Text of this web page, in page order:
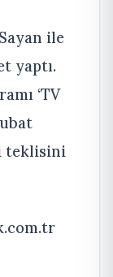
ile
yaptı.
‘TV
teklisini